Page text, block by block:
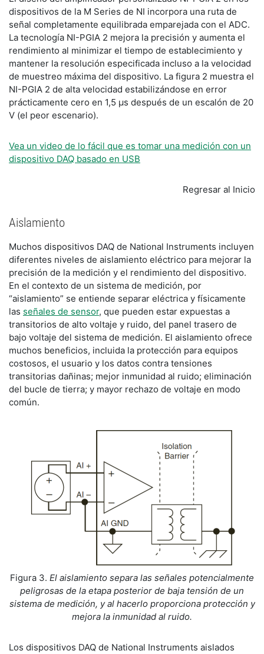
dispositivos de la M Series de NI incorpora una ruta de
señal completamente equilibrada emparejada con el ADC.
La tecnología NI-PGIA 2 mejora la precisión y aumenta el
rendimiento al minimizar el tiempo de establecimiento y
mantener la resolución especificada incluso a la velocidad
de muestreo máxima del dispositivo. La figura 2 muestra el
NI-PGIA 2 de alta velocidad estabilizándose en error
prácticamente cero en 1,5 μs después de un escalón de 20
V (el peor escenario).
Vea un video de lo fácil que es tomar una medición con un
dispositivo DAQ basado en USB
Regresar al Inicio
Aislamiento
Muchos dispositivos DAQ de National Instruments incluyen
diferentes niveles de aislamiento eléctrico para mejorar la
precisión de la medición y el rendimiento del dispositivo.
En el contexto de un sistema de medición, por
“aislamiento” se entiende separar eléctrica y físicamente
las señales de sensor, que pueden estar expuestas a
transitorios de alto voltaje y ruido, del panel trasero de
bajo voltaje del sistema de medición. El aislamiento ofrece
muchos beneficios, incluida la protección para equipos
costosos, el usuario y los datos contra tensiones
transitorias dañinas; mejor inmunidad al ruido; eliminación
del bucle de tierra; y mayor rechazo de voltaje en modo
común.
Figura 3. El aislamiento separa las señales potencialmente
peligrosas de la etapa posterior de baja tensión de un
sistema de medición, y al hacerlo proporciona protección y
mejora la inmunidad al ruido.
Los dispositivos DAQ de National Instruments aislados